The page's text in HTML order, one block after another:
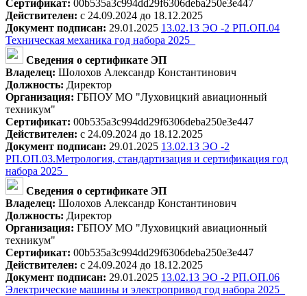
Сертификат: 00b535a3c994dd29f6306deba250e3e447
Действителен: с 24.09.2024 до 18.12.2025
Документ подписан: 29.01.2025 13.02.13 ЭО -2 РП.ОП.04
Техническая механика год набора 2025_
Сведения о сертификате ЭП
Владелец: Шолохов Александр Константинович
Должность: Директор
Организация: ГБПОУ МО "Луховицкий авиационный
техникум"
Сертификат: 00b535a3c994dd29f6306deba250e3e447
Действителен: с 24.09.2024 до 18.12.2025
Документ подписан: 29.01.2025 13.02.13 ЭО -2
РП.ОП.03.Метрология, стандартизация и сертификация год
набора 2025_
Сведения о сертификате ЭП
Владелец: Шолохов Александр Константинович
Должность: Директор
Организация: ГБПОУ МО "Луховицкий авиационный
техникум"
Сертификат: 00b535a3c994dd29f6306deba250e3e447
Действителен: с 24.09.2024 до 18.12.2025
Документ подписан: 29.01.2025 13.02.13 ЭО -2 РП.ОП.06
Электрические машины и электропривод год набора 2025_